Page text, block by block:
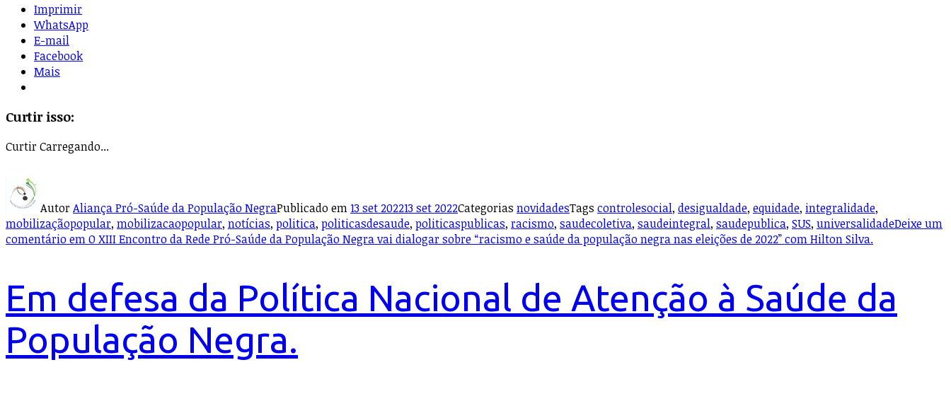
Imprimir
WhatsApp
E-mail
Facebook
Mais
Curtir isso:
CurtirCarregando...
AutorAliança Pró-Saúde da População NegraPublicado em13 set 202213 set 2022Categorias novidadesTags controlesocial, desigualdade, equidade, integralidade,
mobilizaçãopopular, mobilizacaopopular, notícias, politica, politicasdesaude, politicaspublicas, racismo, saudecoletiva, saudeintegral, saudepublica, SUS, universalidadeDeixe um
comentárioem O XIII Encontro da Rede Pró-Saúde da População Negra vai dialogar sobre “racismo e saúde da população negra nas eleições de 2022” com Hilton Silva.
Em defesa da Política Nacional de Atenção à Saúde da
População Negra.